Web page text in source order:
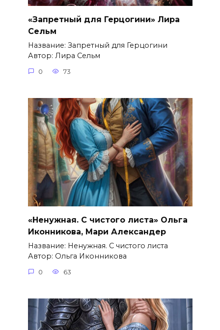
«Запретный для Герцогини» Лира
Сельм
Название: Запретный для Герцогини
Автор: Лира Сельм
0 73
«Ненужная. С чистого листа» Ольга
Иконникова, Мари Александер
Название: Ненужная. С чистого листа
Автор: Ольга Иконникова
0 63